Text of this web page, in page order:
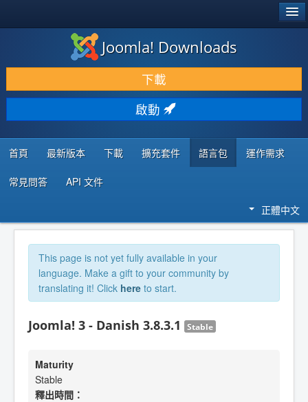
下載 & 擴充
發現 & 學習
社群 & 支援
程式者資源
Joomla! Downloads
下載
啟動
首頁 最新版本 下載 擴充套件 語言包 運作需求
常見問答 API 文件
正體中文
This page is not yet fully available in your
language. Make a gift to your community by
translating it! Click here to start.
Joomla! 3 - Danish 3.8.3.1 Stable
Maturity
Stable
釋出時間：